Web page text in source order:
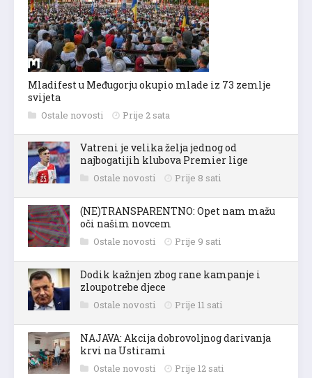
Mladifest u Međugorju okupio mlade iz 73 zemlje
svijeta
Ostale novosti Prije 2 sata
Vatreni je velika želja jednog od
najbogatijih klubova Premier lige
Ostale novosti Prije 8 sati
(NE)TRANSPARENTNO: Opet nam mažu
oči našim novcem
Ostale novosti Prije 9 sati
Dodik kažnjen zbog rane kampanje i
zloupotrebe djece
Ostale novosti Prije 11 sati
NAJAVA: Akcija dobrovoljnog darivanja
krvi na Ustirami
Ostale novosti Prije 12 sati